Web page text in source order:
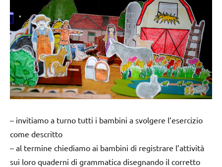
– invitiamo a turno tutti i bambini a svolgere l’esercizio
come descritto
– al termine chiediamo ai bambini di registrare l’attività
sui loro quaderni di grammatica disegnando il corretto